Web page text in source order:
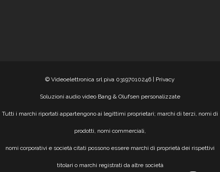
© Videoelettronica srl piva 03197010246 | Privacy
Soluzioni audio video Bang & Olufsen personalizzate
Tutti i marchi riportati appartengono ai legittimi proprietari; marchi di terzi, nomi di
prodotti, nomi commerciali,
nomi corporativi e società citati possono essere marchi di proprietà dei rispettivi
titolari o marchi registrati da altre società